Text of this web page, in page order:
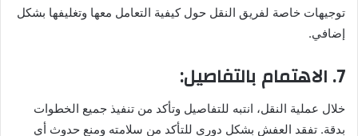
توجيهات خاصة لفريق النقل حول كيفية التعامل معها وتغليفها بشكل
إضافي.
7. الاهتمام بالتفاصيل:
خلال عملية النقل، انتبه للتفاصيل وتأكد من تنفيذ جميع الخطوات
بدقة. تفقد العفش بشكل دوري للتأكد من سلامته ومنع حدوث أي